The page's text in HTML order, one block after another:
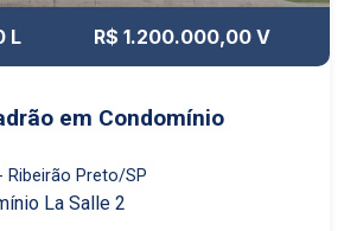
L R$ 1.200.000,00 V
em Condomínio
Ribeirão Preto/SP
La Salle 2